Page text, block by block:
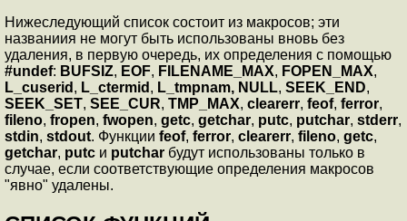
Нижеследующий список состоит из макросов; эти
названиия не могут быть использованы вновь без
удаления, в первую очередь, их определения с помощью
#undef: BUFSIZ, EOF, FILENAME_MAX, FOPEN_MAX,
L_cuserid , L_ctermid , L_tmpnam, NULL, SEEK_END,
SEEK_SET, SEE_CUR, TMP_MAX, clearerr, feof, ferror,
fileno, fropen, fwopen, getc, getchar, putc, putchar, stderr,
stdin, stdout. Функции feof, ferror, clearerr, fileno, getc,
getchar, putc и putchar будут использованы только в
случае, если соответствующие определения макросов
"явно" удалены.